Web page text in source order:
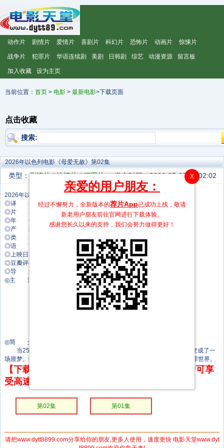
动作片 剧情片 爱情片 喜剧片 科幻片 恐怖片 动画片 惊悚片
战争片 犯罪片 华语连续剧 美剧 日韩剧 综艺 动漫资源 留言板
加入收藏 设为主页
当前位置： 首页 > 电影 > 最新电影>下载页面
点击收藏
搜索:
2026年以色列电影《母爱无赦》第02集
类型：剧情片/惊悚片/犯罪片 发布时间：2026-05-29 17:02:02
◎译 名 母爱无赦
◎片 名 母爱无赦
◎年 代 2026
◎产 地 以色列
◎类 别 剧情/惊悚/犯罪
◎语 言 希伯来语
◎上映日期 2026-04-27(以色列)
◎豆瓣评分 0.0
◎导 演 Johnathan Gurfinkel
◎主 演 本尼迪克特·加勒特
叶夫根尼娅·冬妮娜
Liraz Chamami
Edward Sonnenblick
◎简 介
当25岁的加利因在莫斯科走私毒品被捕时，一位母亲和女儿的假期变成了一
场噩梦。Orna为证明女儿的清白而进行的斗争使她陷入了一个危险的犯罪世界。
【下载地址】本站专属下载器：点击下方链接 即可享
受高速下载和在线播放 专治迅雷无法下载
第02集 第01集
请把www.dytt8899.com分享给你的朋友,更多人使用，速度更快 电影天堂www.dyt
X
亲爱的用户朋友：
经过不懈努力，全新版本的荐片App已成功上线，敬请
新老用户朋友前往官网进行下载体验。
感谢您长久以来的支持，我们会努力做得更好！